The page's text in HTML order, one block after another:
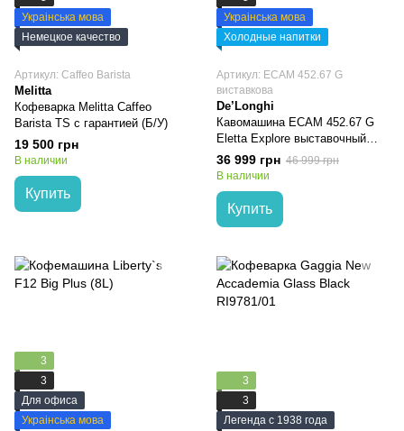
Украінська мова
Немецкое качество
Артикул: Caffeo Barista
Melitta
Кофеварка Melitta Caffeo
Barista TS с гарантией (Б/У)
19 500 грн
В наличии
Купить
Украінська мова
Холодные напитки
Артикул: ECAM 452.67 G
виставкова
De’Longhi
Кавомашина ECAM 452.67 G
Eletta Explore выставочный
образец с гарантией 1 год
36 999 грн 46 999 грн
В наличии
Купить
3
3
Для офиса
Украінська мова
3
3
Легенда с 1938 года